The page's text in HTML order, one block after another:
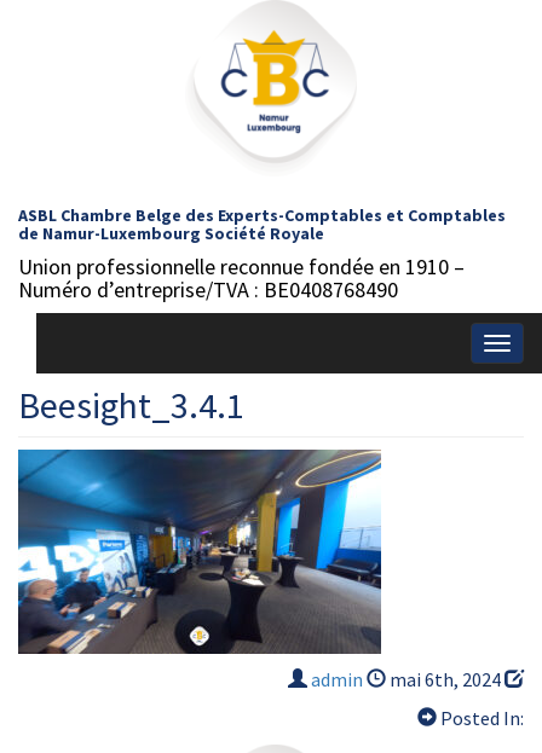
ASBL Chambre Belge des Experts-Comptables et Comptables
de Namur-Luxembourg Société Royale
Union professionnelle reconnue fondée en 1910 –
Numéro d’entreprise/TVA : BE0408768490
Beesight_3.4.1
admin
mai 6th, 2024
Posted In: